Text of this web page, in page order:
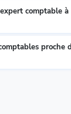
comptable à
proche